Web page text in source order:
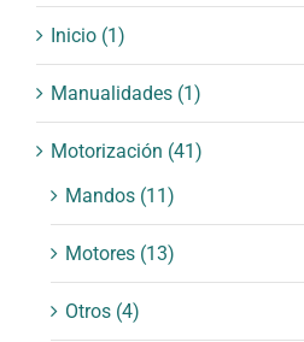
Inicio (1)
Manualidades (1)
Motorización (41)
Mandos (11)
Motores (13)
Otros (4)